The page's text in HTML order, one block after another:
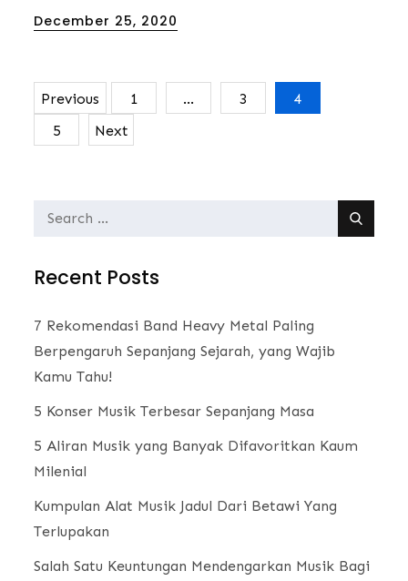
Posted
December 25, 2020
Posts
Previous 1 … 3
4
5
Next
Search
Recent Posts
7 Rekomendasi Band Heavy Metal Paling
Berpengaruh Sepanjang Sejarah, yang Wajib
Kamu Tahu!
5 Konser Musik Terbesar Sepanjang Masa
5 Aliran Musik yang Banyak Difavoritkan Kaum
Milenial
Kumpulan Alat Musik Jadul Dari Betawi Yang
Terlupakan
Salah Satu Keuntungan Mendengarkan Musik Bagi